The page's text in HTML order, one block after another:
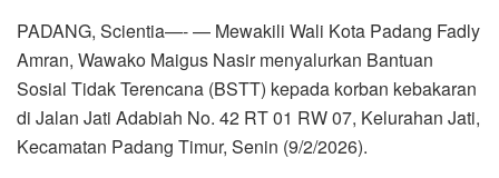
PADANG, Scientia—- — Mewakili Wali Kota Padang Fadly
Amran, Wawako Maigus Nasir menyalurkan Bantuan
Sosial Tidak Terencana (BSTT) kepada korban kebakaran
di Jalan Jati Adabiah No. 42 RT 01 RW 07, Kelurahan Jati,
Kecamatan Padang Timur, Senin (9/2/2026).